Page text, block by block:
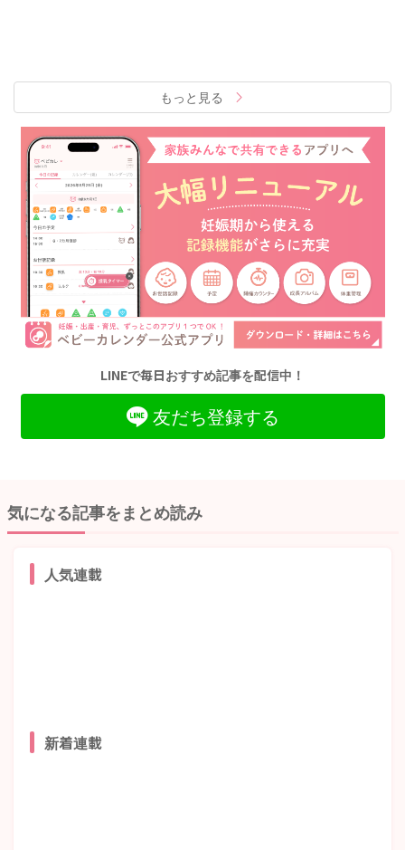
もっと見る
LINEで毎日おすすめ記事を配信中！
友だち登録する
気になる記事をまとめ読み
人気連載
新着連載